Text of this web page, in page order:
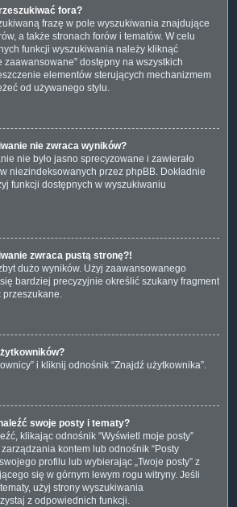
fora?
frazę w pole wyszukiwania znajdujące
a także stronach forów i tematów. W celu
funkcji wyszukiwania należy kliknąć
zaawansowane” dostępny na wszystkich
elementów sterujących mechanizmem
od używanego stylu.
nie zwraca wyników?
nie było jasno sprecyzowane i zawierało
niezindeksowanych przez phpBB. Dokładnie
funkcji dostępnych w wyszukiwaniu
zwraca pustą stronę?!
dużo wyników. Użyj zaawansowanego
bardziej precyzyjnie określić szukany fragment
przeszukane.
i kliknij odnośnik “Znajdź użytkownika”.
swoje posty i tematy?
klikając odnośnik “Wyświetl moje posty”
kontem lub odnośnik “Posty
profilu lub wybierając „Twoje posty” z
się w górnym lewym rogu witryny. Jeśli
użyj strony wyszukiwania
z odpowiednich funkcji.